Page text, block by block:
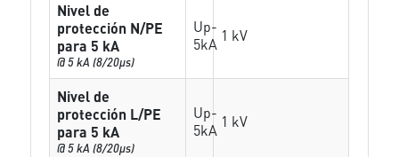
Nivel de
protección N/PE
para 5 kA
@ 5 kA (8/20µs)
Up-
5kA 1 kV
Nivel de
protección L/PE
para 5 kA
@ 5 kA (8/20µs)
Up-
5kA 1 kV